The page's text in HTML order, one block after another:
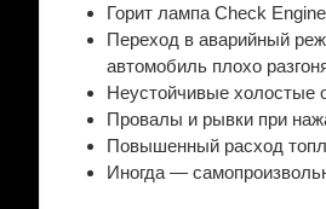
Горит лампа Check
Переход в аварийный
автомобиль плохо
Неустойчивые холостые
Провалы и рывки при
Повышенный расход
Иногда —